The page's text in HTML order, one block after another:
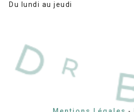
Du lundi au jeudi